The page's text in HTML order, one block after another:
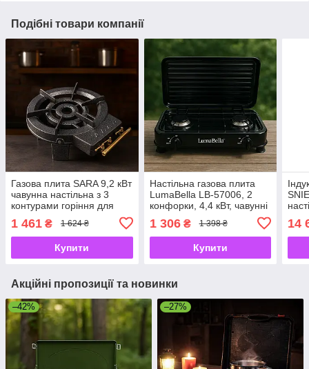
Подібні товари компанії
Газова плита SARA 9,2 кВт
чавунна настільна з 3
контурами горіння для
1 461 ₴ 1 624 ₴
Купити
Настільна газова плита
LumaBella LB-57006, 2
конфорки, 4,4 кВт, чавунні
газу, з кришкою
1 306₴ 1 398 ₴
Купити
14
Акційні пропозиції та новинки
–42% –27%